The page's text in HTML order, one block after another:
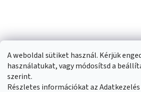
A weboldal sütiket használ. Kérjük
használatukat, vagy módosítsd a
szerint.
Részletes információkat az